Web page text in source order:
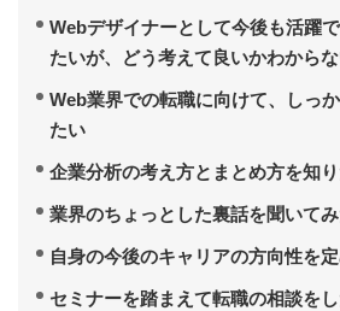
Webデザイナーとして今後も活躍
たいが、どう考えて良いかわから
Web業界での転職に向けて、しっ
たい
企業分析の考え方とまとめ方を知
業界のちょっとした裏話を聞いて
自身の今後のキャリアの方向性を
セミナーを踏まえて転職の相談を